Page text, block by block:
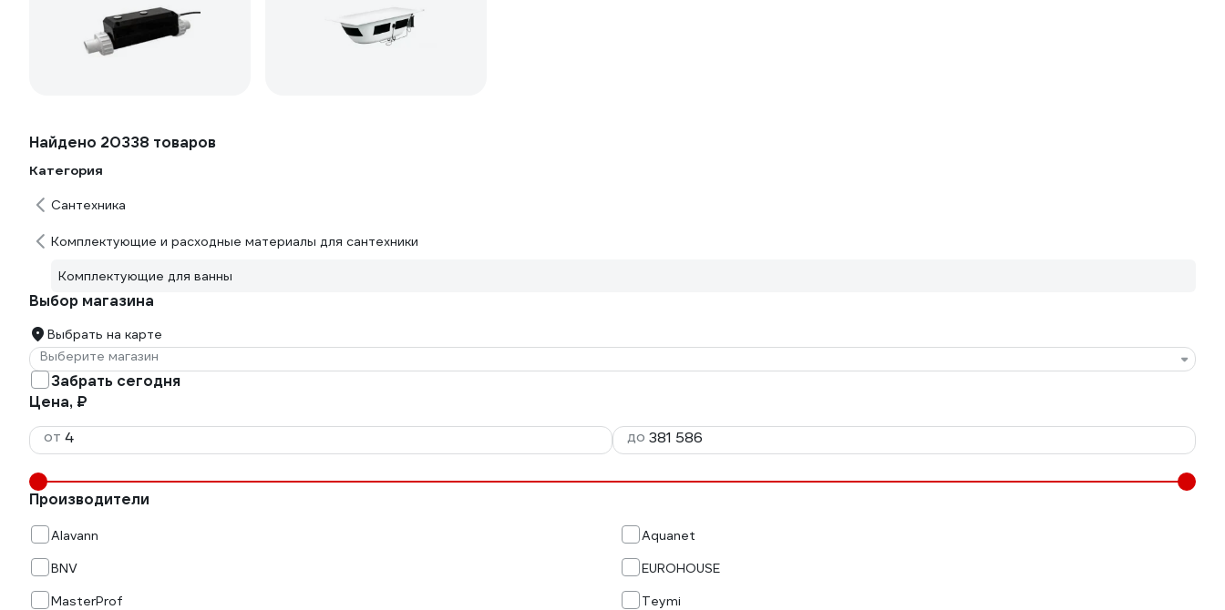
Найдено 20338 товаров
Категория
Сантехника
Комплектующие и расходные материалы для сантехники
Комплектующие для ванны
Выбор магазина
Выбрать на карте
Выберите магазин
Забрать сегодня
Цена, ₽
от
до
Производители
Alavann
Aquanet
BNV
EUROHOUSE
MasterProf
Teymi